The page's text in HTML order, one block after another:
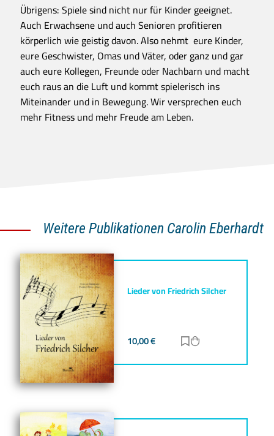
Übrigens: Spiele sind nicht nur für Kinder geeignet.
Auch Erwachsene und auch Senioren profitieren
körperlich wie geistig davon. Also nehmt eure Kinder,
eure Geschwister, Omas und Väter, oder ganz und gar
auch eure Kollegen, Freunde oder Nachbarn und macht
euch raus an die Luft und kommt spielerisch ins
Miteinander und in Bewegung. Wir versprechen euch
mehr Fitness und mehr Freude am Leben.
Weitere Publikationen Carolin Eberhardt
Lieder von Friedrich Silcher
10,00€ Zur Merkliste